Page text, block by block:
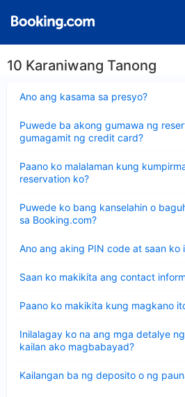
10 Karaniwang Tanong
Ano ang kasama sa presyo?
ang
Puwede ba akong gumawa ng
gumagamit ng credit card?
ang
sagot
Paano ko malalaman kung
reservation ko?
ang
sagot
Puwede ko bang kanselahin o
sa Booking.com?
ang
sagot
Ano ang aking PIN code at saan ko
ang
Saan ko makikita ang contact
ang
Paano ko makikita kung magkano
ang
Inilalagay ko na ang mga detalye
kailan ako magbabayad?
ang
sagot
Kailangan ba ng deposito o ng
ang